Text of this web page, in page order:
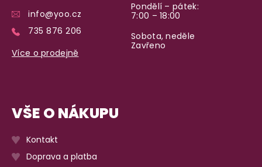
info@yoo.cz
735 876 206
Více o prodejně
Pondělí – pátek:
7:00 – 18:00
Sobota, neděle
Zavřeno
VŠE O NÁKUPU
Kontakt
Doprava a platba